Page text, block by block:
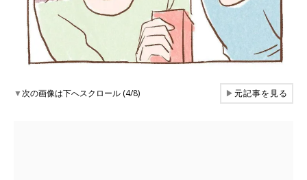
▼次の画像は下へスクロール (4/8) ▶元記事を見る